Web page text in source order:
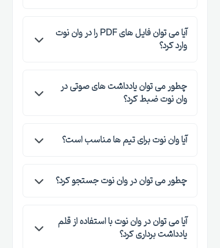
بله، وان نوت به صورت آفلاین هم کار می کند و تمام
تغییرات به محض اتصال به اینترنت همگام سازی
می شوند.
آیا می توان فایل های PDF را در وان نوت
وارد کرد؟
نوت کرده و آن ها را مشاهده یا ویرایش کنید.
چطور می توان یادداشت های صوتی در
وان نوت ضبط کرد؟
با استفاده از گزینه ضبط صدا در وان نوت، می توانید
یادداشت های صوتی خود را به راحتی ذخیره کنید.
آیا وان نوت برای تیم ها مناسب است؟
دیگران را فراهم می کند و برای همکاری تیمی بسیار
چطور می توان در وان نوت جستجو کرد؟
وان نوت قابلیت جستجوی قدرتمند دارد که به شما
اجازه می دهد در میان یادداشت ها، تصاویر و فایل
ها به سرعت جستجو کنید.
آیا می توان در وان نوت با استفاده از قلم
یادداشت برداری کرد؟